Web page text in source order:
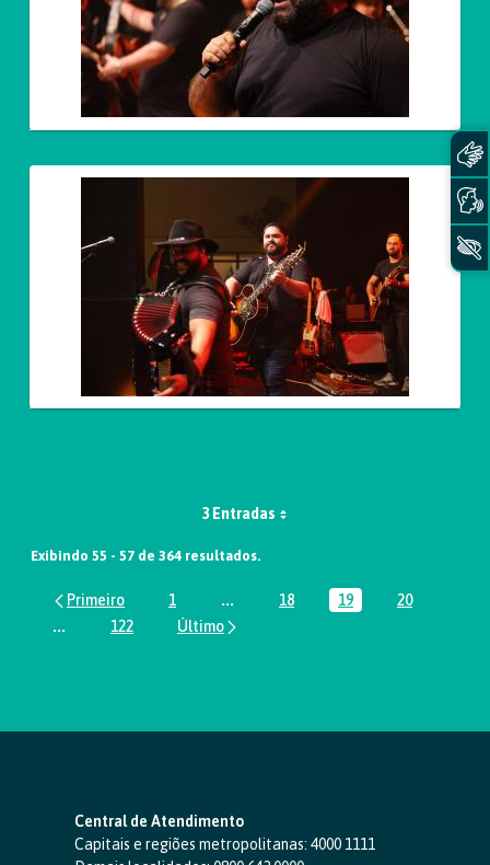
3 Entradas
Exibindo 55 - 57 de 364 resultados.
Página
1 ...Páginas intermediárias Usar ABA
Página
18 Página
19 Página
20
...Páginas intermediárias Usar ABA para navegar.
Página
122
Central de Atendimento
Capitais e regiões metropolitanas: 4000 1111